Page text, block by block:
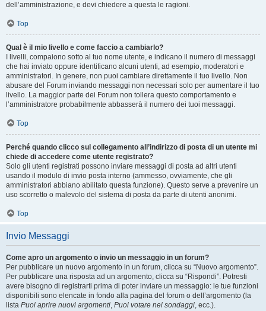
dell’amministrazione, e devi chiedere a questa le ragioni.
Top
Qual è il mio livello e come faccio a cambiarlo?
I livelli, compaiono sotto al tuo nome utente, e indicano il numero di messaggi
che hai inviato oppure identificano alcuni utenti, ad esempio, moderatori e
amministratori. In genere, non puoi cambiare direttamente il tuo livello. Non
abusare del Forum inviando messaggi non necessari solo per aumentare il tuo
livello. La maggior parte dei Forum non tollera questo comportamento e
l’amministratore probabilmente abbasserà il numero dei tuoi messaggi.
Top
Perché quando clicco sul collegamento all’indirizzo di posta di un utente mi
chiede di accedere come utente registrato?
Solo gli utenti registrati possono inviare messaggi di posta ad altri utenti
usando il modulo di invio posta interno (ammesso, ovviamente, che gli
amministratori abbiano abilitato questa funzione). Questo serve a prevenire un
uso scorretto o malevolo del sistema di posta da parte di utenti anonimi.
Top
Invio Messaggi
Come apro un argomento o invio un messaggio in un forum?
Per pubblicare un nuovo argomento in un forum, clicca su “Nuovo argomento”.
Per pubblicare una risposta ad un argomento, clicca su “Rispondi”. Potresti
avere bisogno di registrarti prima di poter inviare un messaggio: le tue funzioni
disponibili sono elencate in fondo alla pagina del forum o dell’argomento (la
lista Puoi aprire nuovi argomenti, Puoi votare nei sondaggi, ecc.).